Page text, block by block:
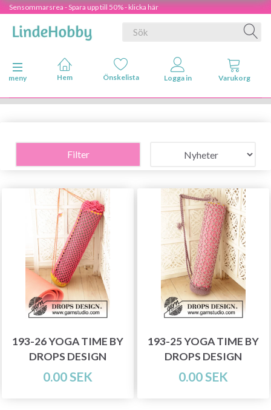
Sensommarsrea - Spara upp till 50% - klicka här
Ändra navigering
meny
Filter
193-26 YOGA TIME BY
DROPS DESIGN
0.00 SEK
193-25 YOGA TIME BY
DROPS DESIGN
0.00 SEK